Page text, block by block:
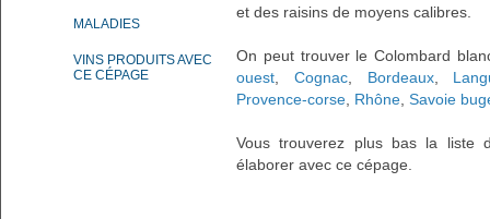
MALADIES
VINS PRODUITS AVEC
CE CÉPAGE
et des raisins de moyens calibres.
On peut trouver le Colombard
ouest
Cognac, Bordeaux,
Provence-corse Rhône Savoie
Vous trouverez plus bas la liste
élaborer avec ce cépage.